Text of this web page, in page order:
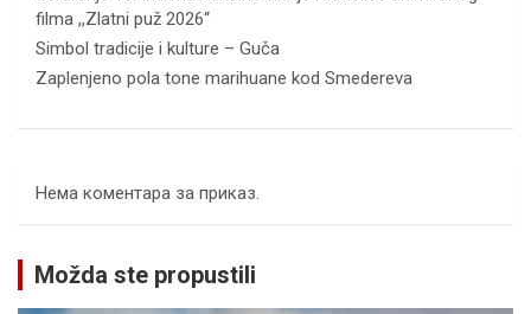
filma ,,Zlatni puž 2026“
Simbol tradicije i kulture – Guča
Zaplenjeno pola tone marihuane kod Smedereva
Нема коментара за приказ.
Možda ste propustili